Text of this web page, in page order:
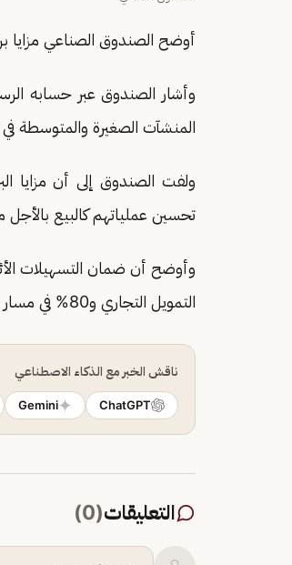
أوضح الصندوق الصناعي مزايا
وأشار الصندوق عبر حسابه
المنشآت الصغيرة والمتوسطة
ولفت الصندوق إلى أن مزايا
تحسين عملياتهم كالبيع بالأجل
التمويل التجاري و80% في مسار رأس المال العامل.
ناقش الخبر مع الذكاء الاصطناعي
ChatGPT
Gemini
التعليقات(
0
)